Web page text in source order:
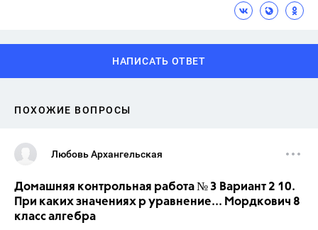
НАПИСАТЬ ОТВЕТ
ПОХОЖИЕ ВОПРОСЫ
Любовь Архангельская
Домашняя контрольная работа № 3 Вариант 2 10.
При каких значениях р уравнение... Мордкович 8
класс алгебра